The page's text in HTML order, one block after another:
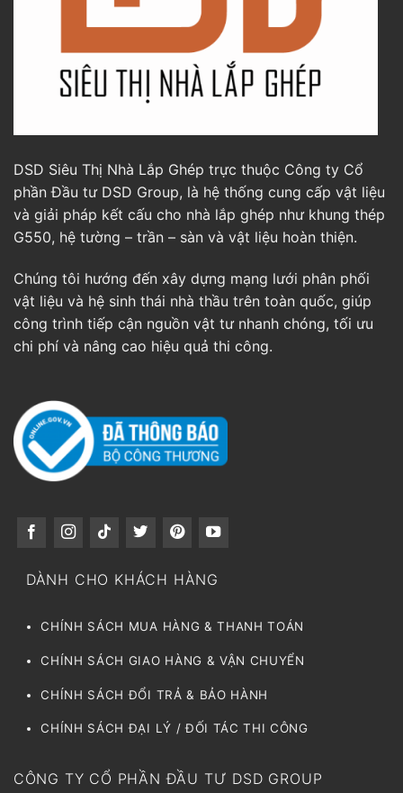
DSD Siêu Thị Nhà Lắp Ghép trực thuộc Công ty Cổ
phần Đầu tư DSD Group, là hệ thống cung cấp vật liệu
và giải pháp kết cấu cho nhà lắp ghép như khung thép
G550, hệ tường – trần – sàn và vật liệu hoàn thiện.
Chúng tôi hướng đến xây dựng mạng lưới phân phối
vật liệu và hệ sinh thái nhà thầu trên toàn quốc, giúp
công trình tiếp cận nguồn vật tư nhanh chóng, tối ưu
chi phí và nâng cao hiệu quả thi công.
DÀNH CHO KHÁCH HÀNG
CHÍNH SÁCH MUA HÀNG & THANH TOÁN
CHÍNH SÁCH GIAO HÀNG & VẬN CHUYỂN
CHÍNH SÁCH ĐỔI TRẢ & BẢO HÀNH
CHÍNH SÁCH ĐẠI LÝ / ĐỐI TÁC THI CÔNG
CÔNG TY CỔ PHẦN ĐẦU TƯ DSD GROUP